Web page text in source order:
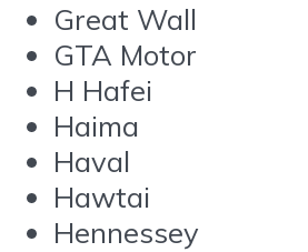
Great Wall
GTA Motor
H Hafei
Haima
Haval
Hawtai
Hennessey